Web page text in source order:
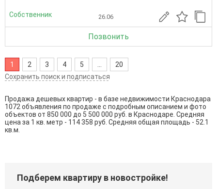
Собственник 26.06
Позвонить
1 2 3 4 5
20
Сохранить поиск и подписаться
Продажа дешевых квартир - в базе недвижимости Краснодара
1072 объявления по продаже с подробным описанием и фото
объектов от 850 000 до 5 500 000 руб. в Краснодаре. Средняя
цена за 1 кв. метр - 114 358 руб. Средняя общая площадь - 52.1
кв.м.
Подберем квартиру в новостройке!